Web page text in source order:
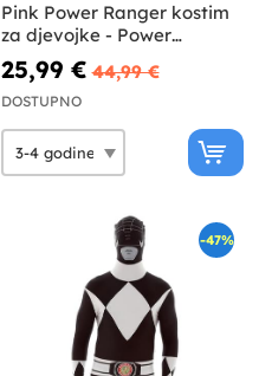
Pink Power Ranger kostim
za djevojke - Power
Rangers Movie
25,99 € 44,99 €
DOSTUPNO
-47%